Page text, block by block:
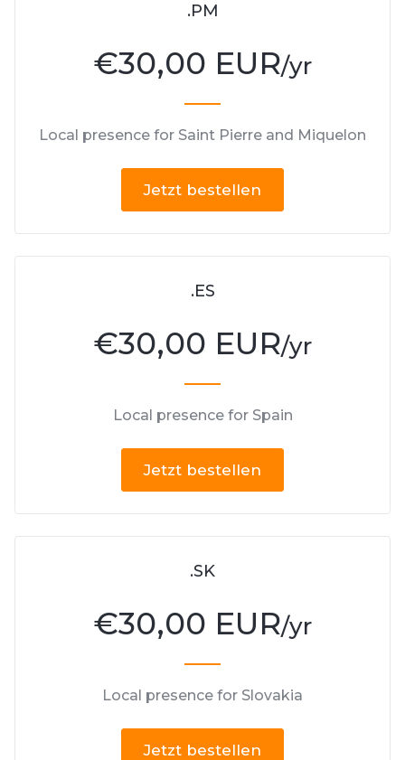
.PM
€30,00 EUR/yr
Local presence for Saint Pierre and Miquelon
Jetzt bestellen
.ES
€30,00 EUR/yr
Local presence for Spain
Jetzt bestellen
.SK
€30,00 EUR/yr
Local presence for Slovakia
Jetzt bestellen